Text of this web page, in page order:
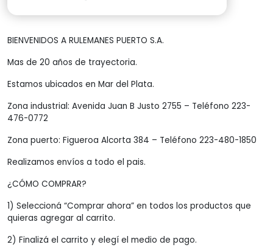
BIENVENIDOS A RULEMANES PUERTO S.A.
Mas de 20 años de trayectoria.
Estamos ubicados en Mar del Plata.
Zona industrial: Avenida Juan B Justo 2755 – Teléfono 223-
476-0772
Zona puerto: Figueroa Alcorta 384 – Teléfono 223-480-1850
Realizamos envíos a todo el pais.
¿CÓMO COMPRAR?
1) Seleccioná “Comprar ahora” en todos los productos que
quieras agregar al carrito.
2) Finalizá el carrito y elegí el medio de pago.